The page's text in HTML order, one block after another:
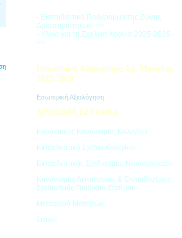
- Εκπαιδευτικό Πρόγραμμα της Ζώνης
Δραστηριοτήτων ->>
- Υλικά για τη Σχολική Χρονιά 2025-2026 -
>>
Εσωτερική Αξιολόγηση Σχ. Μονάδας
2022-2023
Εσωτερική Αξιολόγηση
ΧΡΗΣΙΜΑ ΕΓΓΡΑΦΑ
Εσωτερικός Κανονισμός Κολεγίου
Εκπαιδευτικό Σχέδιο Κολεγίου
Εκπαιδευτικός Σχεδιασμός Νηπιαγωγείου
Κανονισμός Λειτουργίας & Εκπαιδευτικός
Σχεδιασμός Παιδικού Σταθμού
Μεταφορά Μαθητών
Στολές